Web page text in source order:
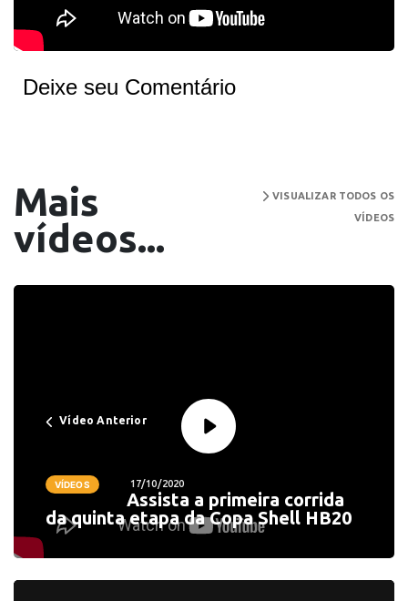
Deixe seu Comentário
Mais
vídeos...
VISUALIZAR TODOS OS
VÍDEOS
Vídeo Anterior
VÍDEOS 17/10/2020
Assista a primeira corrida
da quinta etapa da Copa Shell HB20